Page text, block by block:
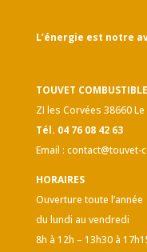
L’énergie est notre
TOUVET
ZI les Corvées 38660
Tél. 04 76 08 42 63
Email : contact@touvet-
HORAIRES
Ouverture toute l’année
du lundi au vendredi
8h à 12h – 13h30 à